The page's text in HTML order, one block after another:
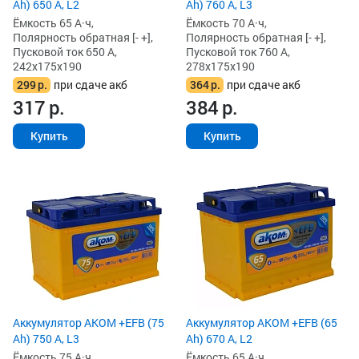
Ah) 650 А, L2
Ёмкость 65 А·ч,
Полярность обратная [- +],
Пусковой ток 650 А,
242x175x190
299р. при сдаче акб
317р.
Купить
Ah) 760 А, L3
Ёмкость 70 А·ч,
Полярность обратная [- +],
Пусковой ток 760 А,
278x175x190
364р. при сдаче акб
384р.
Купить
Аккумулятор AKOM +EFB (75
Ah) 750 А, L3
Аккумулятор AKOM +EFB (65
Ah) 670 А, L2